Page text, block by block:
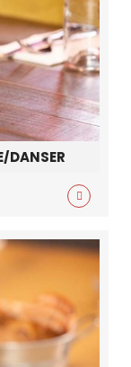
DANSER